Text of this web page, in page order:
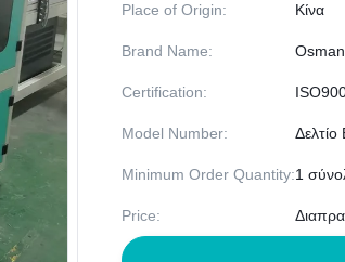
Place of Origin: Κίνα
Brand Name:
Certification:
Model Number: Δελτίο
Minimum Order Quantity:1
Price: